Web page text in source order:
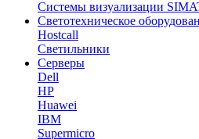
Системы визуализации
Светотехническое
Hostcall
Светильники
Серверы
Dell
HP
Huawei
IBM
Supermicro